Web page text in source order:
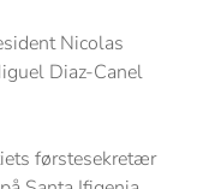
førstesekretær